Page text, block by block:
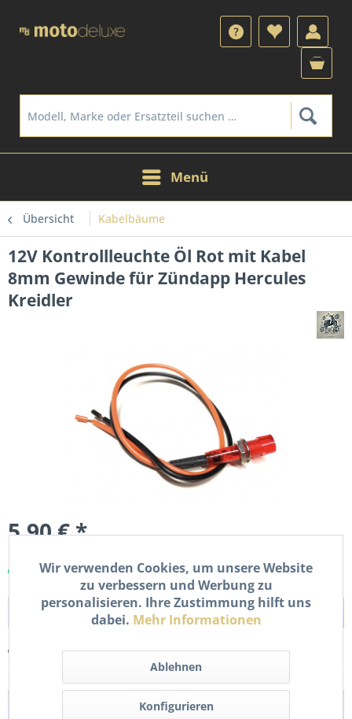
Menü
Übersicht Kabelbäume
12V Kontrollleuchte Öl Rot mit Kabel
8mm Gewinde für Zündapp Hercules
Kreidler
5,90 € *
Sofort versandfertig, Lieferzeit ca. 1-2 Werktage
In denWarenkorb
Merken Bewerten
Wir verwenden Cookies, um unsere Website
zu verbessern und Werbung zu
personalisieren. Ihre Zustimmung hilft uns
dabei. Mehr Informationen
Ablehnen
Konfigurieren